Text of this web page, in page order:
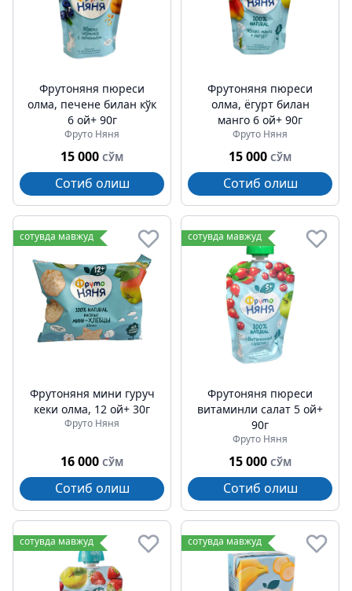
Фрутоняня пюреси
олма, печене билан кўк
6 ой+ 90г
Фруто Няня
15 000 СЎМ
Сотиб олиш
Фрутоняня пюреси
олма, ёгурт билан
манго 6 ой+ 90г
Фруто Няня
15 000 СЎМ
Сотиб олиш
сотувда мавжуд
Фрутоняня мини гуруч
кеки олма, 12 ой+ 30г
Фруто Няня
16 000 СЎМ
Сотиб олиш
сотувда мавжуд
Фрутоняня пюреси
витаминли салат 5 ой+
90г
Фруто Няня
15 000 СЎМ
Сотиб олиш
сотувда мавжуд сотувда мавжуд